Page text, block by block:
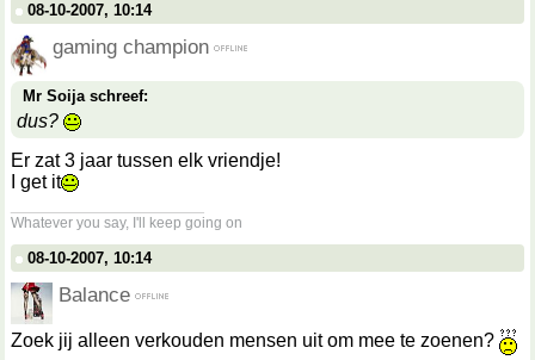
08-10-2007, 10:14
gaming champion
Mr Soija schreef:
dus?
Er zat 3 jaar tussen elk vriendje!
I get it
Whatever you say, I'll keep going on
08-10-2007, 10:14
Balance
Zoek jij alleen verkouden mensen uit om mee te zoenen?